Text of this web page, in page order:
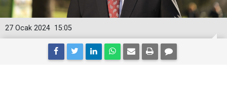
15:05
27 Ocak 2024